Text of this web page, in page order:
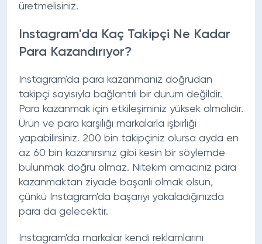
üretmelisiniz.
Instagram'da Kaç Takipçi Ne Kadar
Para Kazandırıyor?
Instagram'da para kazanmanız doğrudan
takipçi sayısıyla bağlantılı bir durum değildir.
Para kazanmak için etkileşiminiz yüksek olmalıdır.
Ürün ve para karşılığı markalarla işbirliği
yapabilirsiniz. 200 bin takipçiniz olursa ayda en
az 60 bin kazanırsınız gibi kesin bir söylemde
bulunmak doğru olmaz. Nitekim amacınız para
kazanmaktan ziyade başarılı olmak olsun,
çünkü Instagram'da başarıyı yakaladığınızda
para da gelecektir.
Instagram'da markalar kendi reklamlarını